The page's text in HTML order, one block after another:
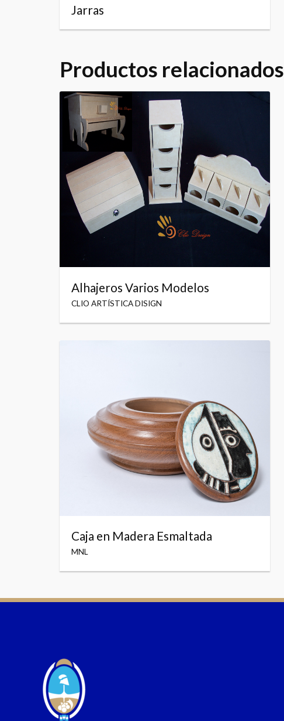
Jarras
Productos relacionados
Alhajeros Varios Modelos
CLIO ARTÍSTICA DISIGN
Caja en Madera Esmaltada
MNL